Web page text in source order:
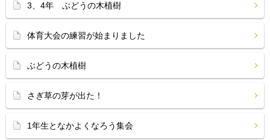
3、4年 ぶどうの木植樹
体育大会の練習が始まりました
ぶどうの木植樹
さぎ草の芽が出た！
1年生となかよくなろう集会